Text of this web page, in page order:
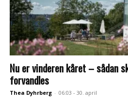
Nu er vinderen kåret – sådan
forvandles
Thea Dyhrberg - 06:03 - 30. april